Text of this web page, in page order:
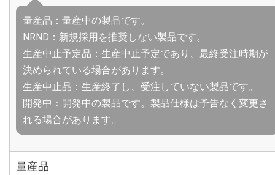
量産品：量産中の製品です。
NRND：新規採用を推奨しない製品です。
生産中止予定品：生産中止予定であり、最終受注時期が
決められている場合があります。
生産中止品：生産終了し、受注していない製品です。
開発中：開発中の製品です。製品仕様は予告なく変更さ
れる場合があります。
量産品